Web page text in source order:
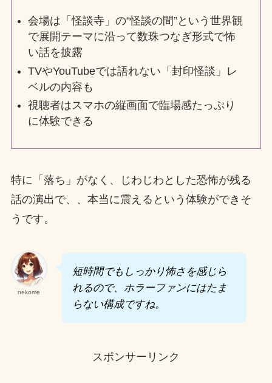
会場は「怪談寺」の“怪談の間”という世界観
で展開テーマに沿って数珠つなぎ形式で怖
い話を披露
TVやYouTubeでは語れない「封印怪談」レ
ベルの内容も
視聴者はスマホの縦画面で臨場感たっぷり
に体験できる
特に「落ち」がなく、じわじわとした恐怖が残る
話の演出で、、本当に震えるという体験ができそ
うです。
nekome
短時間でもしっかり怖さを感じら
れるので、ホラーファンにはたま
らない構成ですね。
スポンサーリンク